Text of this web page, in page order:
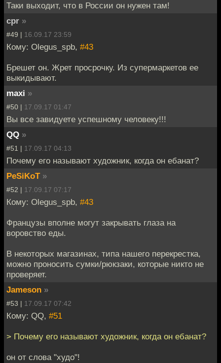
Таки выходит, что в России он нужен там!
cpr »
#49 | 16.09.17 23:59
Кому: Olegus_spb, #43
Брешет он. Жрет просрочку. Из супермаркетов ее
выкидывают.
maxi »
#50 | 17.09.17 01:47
Вы все завидуете успешному человеку!!!
QQ »
#51 | 17.09.17 04:13
Почему его называют художник, когда он ебанат?
PeSiKoT »
#52 | 17.09.17 07:17
Кому: Olegus_spb, #43
Французы вполне могут закрывать глаза на
воровство еды.
В некоторых магазинах, типа нашего перекрестка,
можно проносить сумки/рюкзаки, которые никто не
проверяет.
Jameson »
#53 | 17.09.17 07:42
Кому: QQ, #51
> Почему его называют художник, когда он ебанат?
он от слова "худо"!